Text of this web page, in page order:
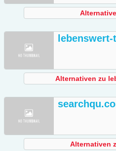
Alternativen zu
Alternativen